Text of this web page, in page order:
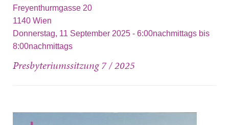
Freyenthurmgasse 20
1140 Wien
Donnerstag, 11 September 2025 - 6:00nachmittags bis
8:00nachmittags
Presbyteriumssitzung 7 / 2025